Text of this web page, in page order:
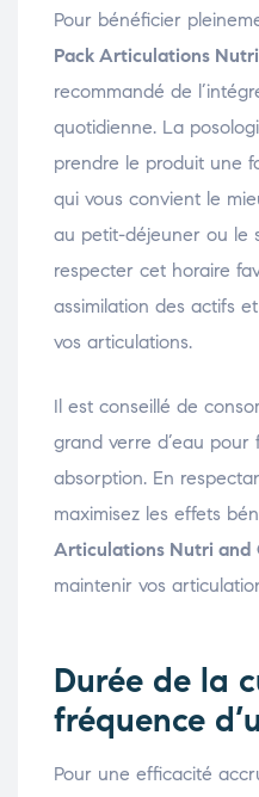
Pour bénéficier
Pack Articulations
recommandé de
quotidienne. La
prendre le produit une
qui vous convient le
au petit-déjeuner ou le
respecter cet horaire
assimilation des actifs
vos articulations.
Il est conseillé de
grand verre d’eau
absorption. En
maximisez les effets
Articulations Nutri and
maintenir vos
Durée de la
fréquence
Pour une efficacité